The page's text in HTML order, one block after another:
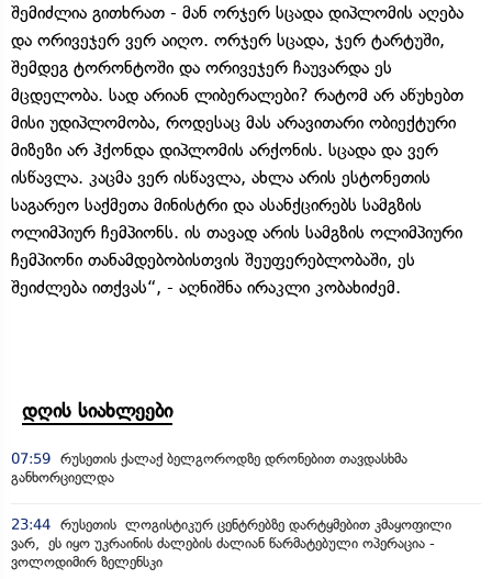
შემიძლია გითხრათ - მან ორჯერ სცადა დიპლომის აღება
და ორივეჯერ ვერ აიღო. ორჯერ სცადა, ჯერ ტარტუში,
შემდეგ ტორონტოში და ორივეჯერ ჩაუვარდა ეს
მცდელობა. სად არიან ლიბერალები? რატომ არ აწუხებთ
მისი უდიპლომობა, როდესაც მას არავითარი ობიექტური
მიზეზი არ ჰქონდა დიპლომის არქონის. სცადა და ვერ
ისწავლა. კაცმა ვერ ისწავლა, ახლა არის ესტონეთის
საგარეო საქმეთა მინისტრი და ასანქცირებს სამგზის
ოლიმპიურ ჩემპიონს. ის თავად არის სამგზის ოლიმპიური
ჩემპიონი თანამდებობისთვის შეუფერებლობაში, ეს
შეიძლება ითქვას“, - აღნიშნა ირაკლი კობახიძემ.
დღის სიახლეები
07:59 რუსეთის ქალაქ ბელგოროდზე დრონებით თავდასხმა
განხორციელდა
23:44 რუსეთის ლოგისტიკურ ცენტრებზე დარტყმებით კმაყოფილი
ვარ, ეს იყო უკრაინის ძალების ძალიან წარმატებული ოპერაცია -
ვოლოდიმირ ზელენსკი